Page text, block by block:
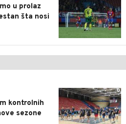
u prolaz
šta nosi
0
kontrolnih
sezone